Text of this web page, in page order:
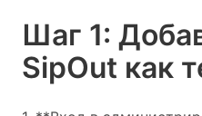
Шаг 1:
SipOut как